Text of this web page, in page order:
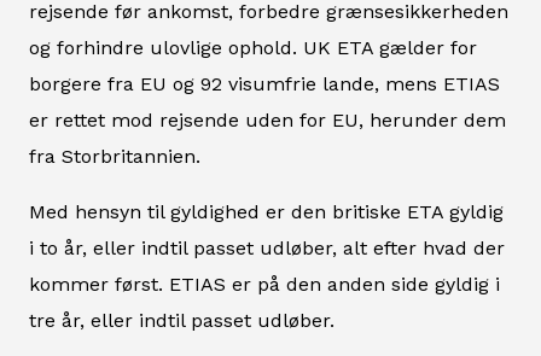
rejsende før ankomst, forbedre grænsesikkerheden
og forhindre ulovlige ophold. UK ETA gælder for
borgere fra EU og 92 visumfrie lande, mens ETIAS
er rettet mod rejsende uden for EU, herunder dem
fra Storbritannien.
Med hensyn til gyldighed er den britiske ETA gyldig
i to år, eller indtil passet udløber, alt efter hvad der
kommer først. ETIAS er på den anden side gyldig i
tre år, eller indtil passet udløber.